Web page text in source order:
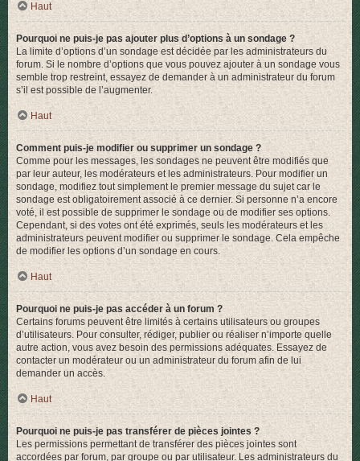
Haut
Pourquoi ne puis-je pas ajouter plus d’options à un sondage ?
La limite d’options d’un sondage est décidée par les administrateurs du
forum. Si le nombre d’options que vous pouvez ajouter à un sondage vous
semble trop restreint, essayez de demander à un administrateur du forum
s’il est possible de l’augmenter.
Haut
Comment puis-je modifier ou supprimer un sondage ?
Comme pour les messages, les sondages ne peuvent être modifiés que
par leur auteur, les modérateurs et les administrateurs. Pour modifier un
sondage, modifiez tout simplement le premier message du sujet car le
sondage est obligatoirement associé à ce dernier. Si personne n’a encore
voté, il est possible de supprimer le sondage ou de modifier ses options.
Cependant, si des votes ont été exprimés, seuls les modérateurs et les
administrateurs peuvent modifier ou supprimer le sondage. Cela empêche
de modifier les options d’un sondage en cours.
Haut
Pourquoi ne puis-je pas accéder à un forum ?
Certains forums peuvent être limités à certains utilisateurs ou groupes
d’utilisateurs. Pour consulter, rédiger, publier ou réaliser n’importe quelle
autre action, vous avez besoin des permissions adéquates. Essayez de
contacter un modérateur ou un administrateur du forum afin de lui
demander un accès.
Haut
Pourquoi ne puis-je pas transférer de pièces jointes ?
Les permissions permettant de transférer des pièces jointes sont
accordées par forum, par groupe ou par utilisateur. Les administrateurs du